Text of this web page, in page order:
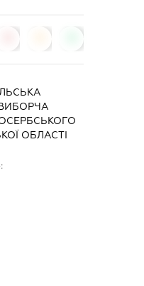
ОБЛАСТІ